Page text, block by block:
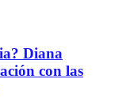
Diana
con las